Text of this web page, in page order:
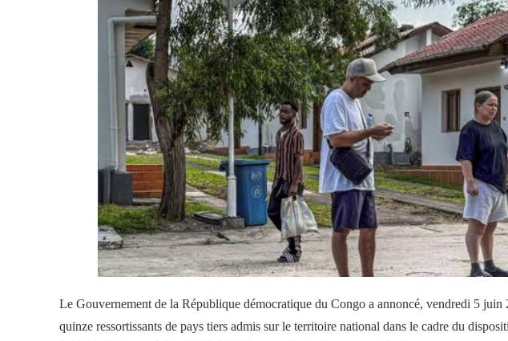
Le Gouvernement de la République démocratique du Congo a annoncé, vendredi 5 juin
quinze ressortissants de pays tiers admis sur le territoire national dans le cadre du